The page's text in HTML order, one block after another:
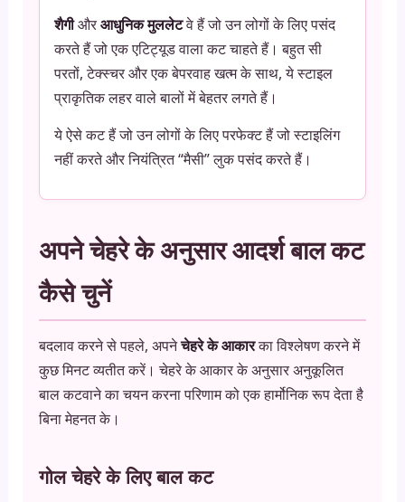
शैगीऔरआधुनिक मुललेटवे हैं जो उन लोगों के लिए पसंद
करते हैं जो एक एटिट्यूड वाला कट चाहते हैं। बहुत सी
परतों, टेक्स्चर और एक बेपरवाह खत्म के साथ, ये स्टाइल
प्राकृतिक लहर वाले बालों में बेहतर लगते हैं।
ये ऐसे कट हैं जो उन लोगों के लिए परफेक्ट हैं जो स्टाइलिंग
नहीं करते और नियंत्रित “मैसी” लुक पसंद करते हैं।
अपने चेहरे के अनुसार आदर्श बाल कट
कैसे चुनें
बदलाव करने से पहले, अपनेचेहरे के आकारका विश्लेषण करने में
कुछ मिनट व्यतीत करें। चेहरे के आकार के अनुसार अनुकूलित
बाल कटवाने का चयन करना परिणाम को एक हार्मोनिक रूप देता है
बिना मेहनत के।
गोल चेहरे के लिए बाल कट